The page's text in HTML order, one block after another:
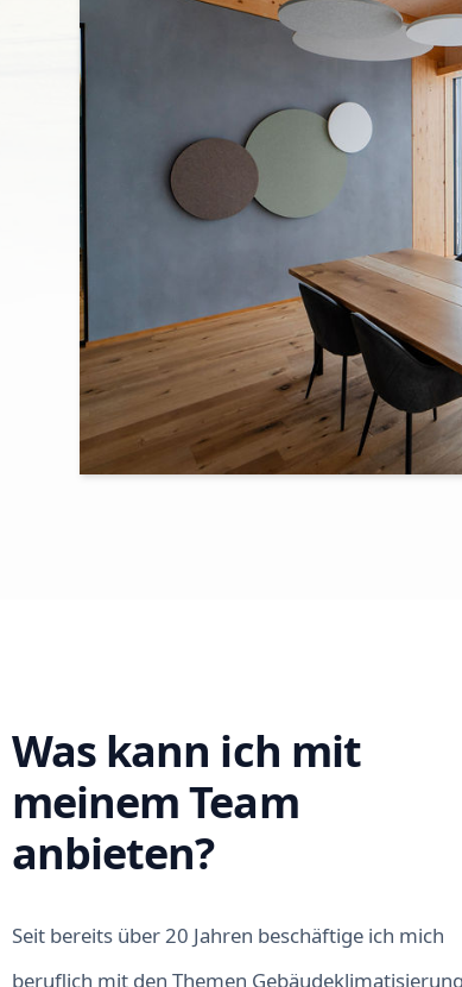
Was kann ich mit
meinem Team
anbieten?
Seit bereits über 20 Jahren beschäftige ich mich
beruflich mit den Themen Gebäudeklimatisierung